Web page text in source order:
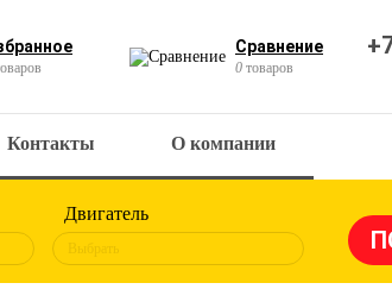
Сравнение
0 товаров
Контакты О компании
Двигатель
Выбрать